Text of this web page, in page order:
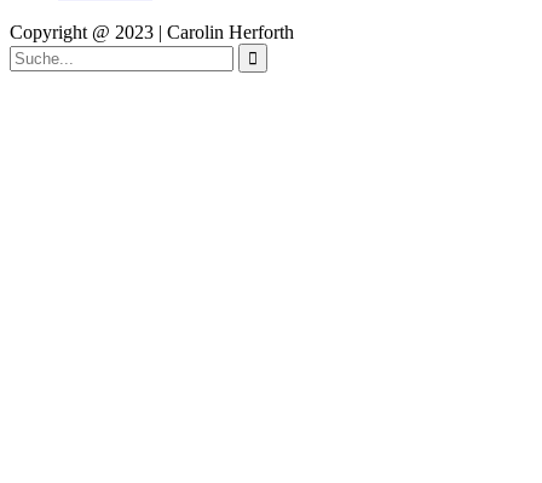
Copyright @ 2023 | Carolin Herforth